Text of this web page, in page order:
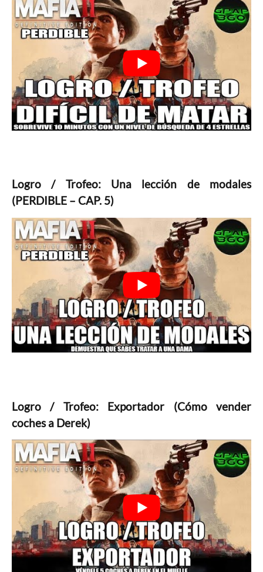
Logro / Trofeo: Una lección de modales
(PERDIBLE – CAP. 5)
Logro / Trofeo: Exportador (Cómo vender
coches a Derek)